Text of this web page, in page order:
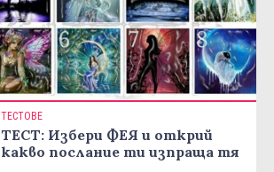
ТЕСТОВЕ
ТЕСТ: Избери ФЕЯ и открий
какво послание ти изпраща тя